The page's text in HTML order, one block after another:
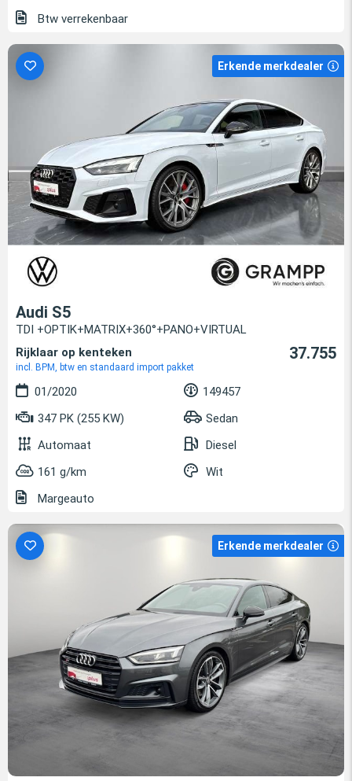
Btw verrekenbaar
Erkende merkdealer
Audi S5
TDI +OPTIK+MATRIX+360°+PANO+VIRTUAL
Rijklaar op kenteken
incl. BPM, btw en standaard import pakket
37.755
01/2020
149457
347 PK (255 KW)
Sedan
Automaat
Diesel
161 g/km
Wit
Margeauto
Erkende merkdealer